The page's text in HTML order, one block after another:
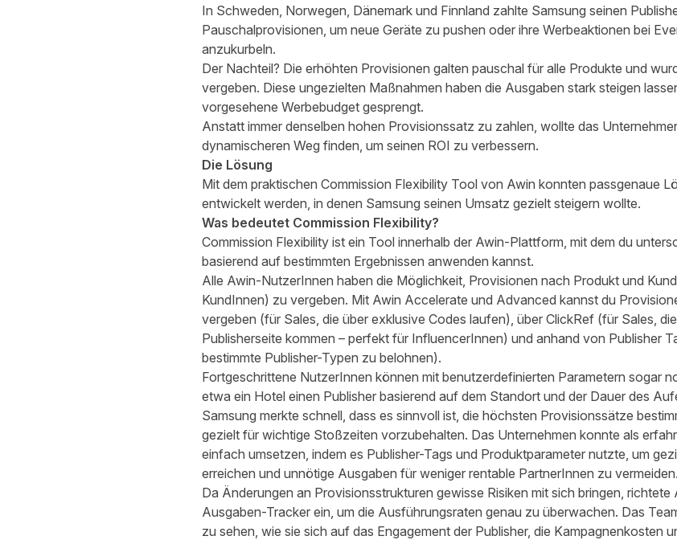
In Schweden, Norwegen, Dänemark und Finnland zahlte Samsung seinen
Pauschalprovisionen, um neue Geräte zu pushen oder ihre Werbeaktionen bei
anzukurbeln.
Der Nachteil? Die erhöhten Provisionen galten pauschal für alle Produkte und
vergeben. Diese ungezielten Maßnahmen haben die Ausgaben stark steigen
vorgesehene Werbebudget gesprengt.
Anstatt immer denselben hohen Provisionssatz zu zahlen, wollte das
dynamischeren Weg finden, um seinen ROI zu verbessern.
Die Lösung
Mit dem praktischen Commission Flexibility Tool von Awin konnten passgenaue
entwickelt werden, in denen Samsung seinen Umsatz gezielt steigern wollte.
Was bedeutet Commission Flexibility?
Commission Flexibility ist ein Tool innerhalb der Awin-Plattform, mit dem du
basierend auf bestimmten Ergebnissen anwenden kannst.
Alle Awin-NutzerInnen haben die Möglichkeit, Provisionen nach Produkt und
KundInnen) zu vergeben. Mit Awin Accelerate und Advanced kannst du
vergeben (für Sales, die über exklusive Codes laufen), über ClickRef (für Sales,
Publisherseite kommen – perfekt für InfluencerInnen) und anhand von Publisher
bestimmte Publisher-Typen zu belohnen).
Fortgeschrittene NutzerInnen können mit benutzerdefinierten Parametern sogar
etwa ein Hotel einen Publisher basierend auf dem Standort und der Dauer des
Samsung merkte schnell, dass es sinnvoll ist, die höchsten Provisionssätze
gezielt für wichtige Stoßzeiten vorzubehalten. Das Unternehmen konnte als
einfach umsetzen, indem es Publisher-Tags und Produktparameter nutzte, um
erreichen und unnötige Ausgaben für weniger rentable PartnerInnen zu vermeiden.
Da Änderungen an Provisionsstrukturen gewisse Risiken mit sich bringen, richtete
Ausgaben-Tracker ein, um die Ausführungsraten genau zu überwachen. Das
zu sehen, wie sie sich auf das Engagement der Publisher, die Kampagnenkosten